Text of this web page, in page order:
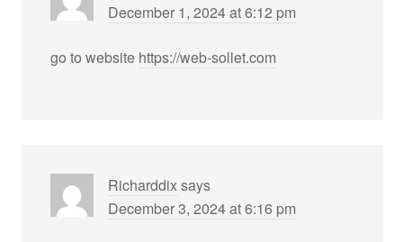
December 1, 2024 at 6:12 pm
go to website https://web-sollet.com
Richarddixsays
December 3, 2024 at 6:16 pm